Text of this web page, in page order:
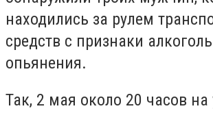
находились за рулем
средств с признаки
опьянения.
Так, 2 мая около 20 часов на